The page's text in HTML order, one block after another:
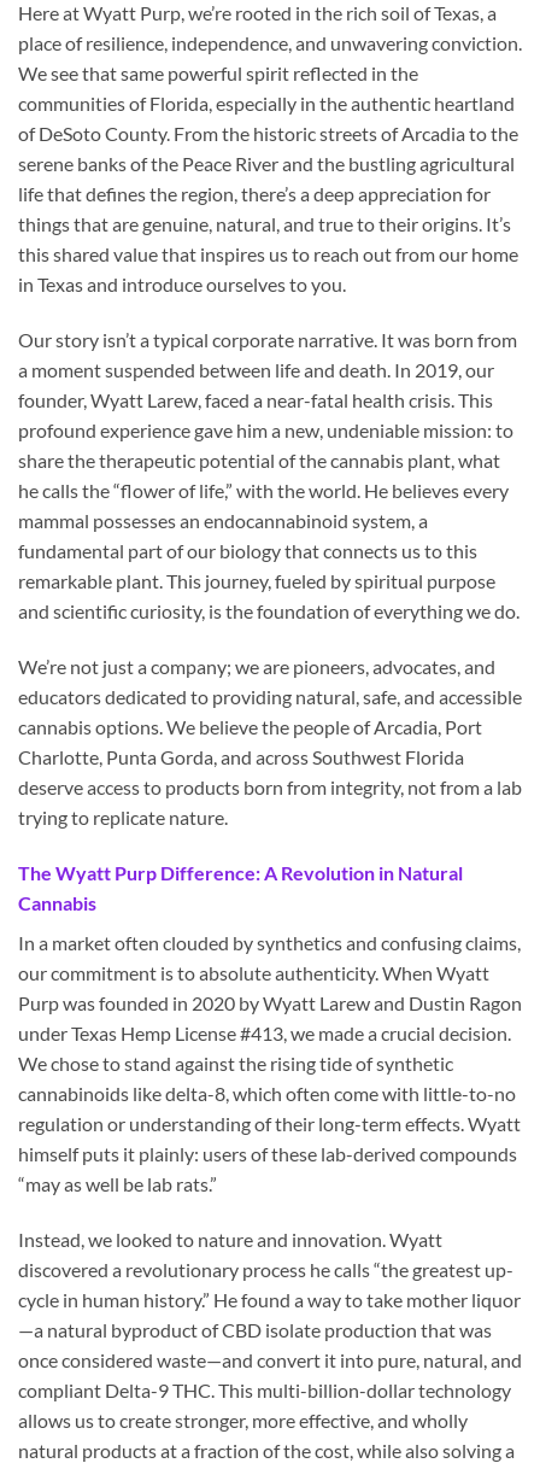
Here at Wyatt Purp, we’re rooted in the rich soil of Texas, a
place of resilience, independence, and unwavering conviction.
We see that same powerful spirit reflected in the
communities of Florida, especially in the authentic heartland
of DeSoto County. From the historic streets of Arcadia to the
serene banks of the Peace River and the bustling agricultural
life that defines the region, there’s a deep appreciation for
things that are genuine, natural, and true to their origins. It’s
this shared value that inspires us to reach out from our home
in Texas and introduce ourselves to you.
Our story isn’t a typical corporate narrative. It was born from
a moment suspended between life and death. In 2019, our
founder, Wyatt Larew, faced a near-fatal health crisis. This
profound experience gave him a new, undeniable mission: to
share the therapeutic potential of the cannabis plant, what
he calls the “flower of life,” with the world. He believes every
mammal possesses an endocannabinoid system, a
fundamental part of our biology that connects us to this
remarkable plant. This journey, fueled by spiritual purpose
and scientific curiosity, is the foundation of everything we do.
We’re not just a company; we are pioneers, advocates, and
educators dedicated to providing natural, safe, and accessible
cannabis options. We believe the people of Arcadia, Port
Charlotte, Punta Gorda, and across Southwest Florida
deserve access to products born from integrity, not from a lab
trying to replicate nature.
The Wyatt Purp Difference: A Revolution in Natural
Cannabis
In a market often clouded by synthetics and confusing claims,
our commitment is to absolute authenticity. When Wyatt
Purp was founded in 2020 by Wyatt Larew and Dustin Ragon
under Texas Hemp License #413, we made a crucial decision.
We chose to stand against the rising tide of synthetic
cannabinoids like delta-8, which often come with little-to-no
regulation or understanding of their long-term effects. Wyatt
himself puts it plainly: users of these lab-derived compounds
“may as well be lab rats.”
Instead, we looked to nature and innovation. Wyatt
discovered a revolutionary process he calls “the greatest up-
cycle in human history.” He found a way to take mother liquor
—a natural byproduct of CBD isolate production that was
once considered waste—and convert it into pure, natural, and
compliant Delta-9 THC. This multi-billion-dollar technology
allows us to create stronger, more effective, and wholly
natural products at a fraction of the cost, while also solving a